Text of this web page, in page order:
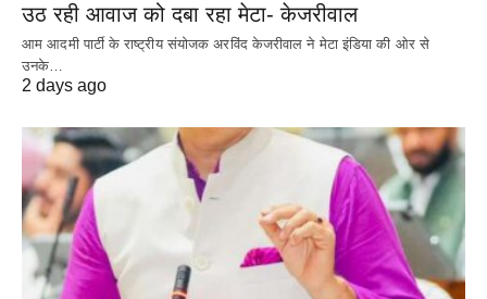
उठ रही आवाज को दबा रहा मेटा- केजरीवाल
आम आदमी पार्टी के राष्ट्रीय संयोजक अरविंद केजरीवाल ने मेटा इंडिया की ओर से
उनके…
2 days ago